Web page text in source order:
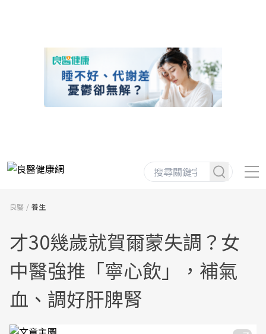
良醫 養生
才30幾歲就賀爾蒙失調？女
中醫強推「寧心飲」，補氣
血、調好肝脾腎